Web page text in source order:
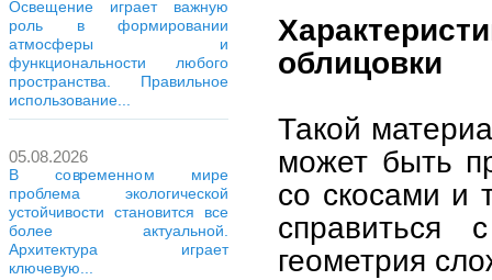
Освещение играет важную
роль в формировании
атмосферы и
функциональности любого
пространства. Правильное
использование...
05.08.2026
В современном мире
проблема экологической
устойчивости становится все
более актуальной.
Архитектура играет
ключевую...
облицовки
Такой
может быть
со скосами и
геометрия